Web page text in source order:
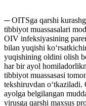
─ OITSga qarshi
tibbiyot muassasalari
OIV infeksiyasining
bilan yuqishi
yuqishining oldini olish
har bir ayol
tibbiyot muassasasi
tekshiruvdan
ayolga belgilangan
virusga qarshi maxsus